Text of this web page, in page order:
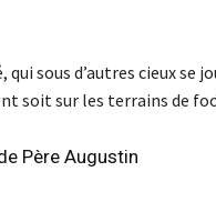
qui sous d’autres cieux
soit sur les terrains de
Père Augustin